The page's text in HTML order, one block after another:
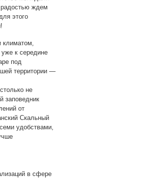
радостью ждем
этого
климатом,
к середине
под
территории —
не
заповедник
от
Скальный
удобствами,
в сфере